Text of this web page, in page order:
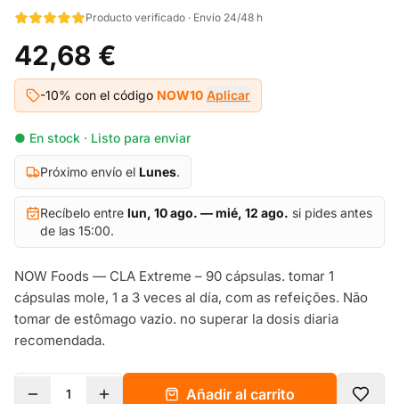
Producto verificado · Envío 24/48 h
42,68 €
-10% con el código NOW10 Aplicar
● En stock · Listo para enviar
Próximo envío el Lunes.
Recíbelo entre lun, 10 ago. — mié, 12 ago. si pides antes
de las 15:00.
NOW Foods — CLA Extreme – 90 cápsulas. tomar 1
cápsulas mole, 1 a 3 veces al día, com as refeições. Não
tomar de estômago vazio. no superar la dosis diaria
recomendada.
1 Añadir al carrito